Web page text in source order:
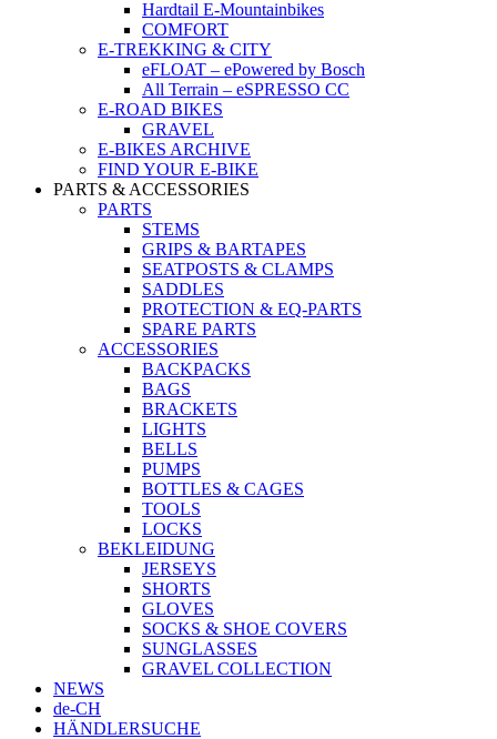
Hardtail E-Mountainbikes
COMFORT
E-TREKKING & CITY
eFLOAT – ePowered by Bosch
All Terrain – eSPRESSO CC
E-ROAD BIKES
GRAVEL
E-BIKES ARCHIVE
FIND YOUR E-BIKE
PARTS & ACCESSORIES
PARTS
STEMS
GRIPS & BARTAPES
SEATPOSTS & CLAMPS
SADDLES
PROTECTION & EQ-PARTS
SPARE PARTS
ACCESSORIES
BACKPACKS
BAGS
BRACKETS
LIGHTS
BELLS
PUMPS
BOTTLES & CAGES
TOOLS
LOCKS
BEKLEIDUNG
JERSEYS
SHORTS
GLOVES
SOCKS & SHOE COVERS
SUNGLASSES
GRAVEL COLLECTION
NEWS
de-CH
HÄNDLERSUCHE